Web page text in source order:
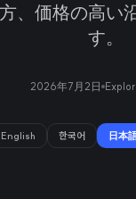
、価格の高い
す。
2026年7月2日
English 한국어 日本